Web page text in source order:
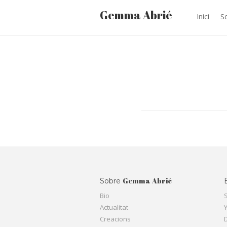
Gemma Abrié Inici
Sobre Gemma Abrié
Bio
Actualitat
Creacions